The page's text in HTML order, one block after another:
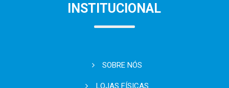
INSTITUCIONAL
SOBRE NÓS
LOJAS FÍSICAS